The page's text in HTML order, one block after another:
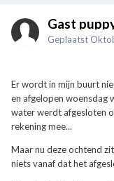
Gast
Geplaatst
Er wordt in mijn buurt
en afgelopen woensdag
water werdt afgesloten
rekening mee...
Maar nu deze ochtend
niets vanaf dat het